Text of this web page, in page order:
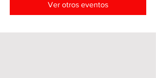
Ver otros eventos